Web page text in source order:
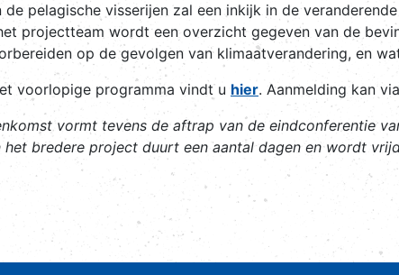
pelagische visserijen zal een inkijk in de
projectteam wordt een overzicht gegeven van de
op de gevolgen van klimaatverandering, en
voorlopige programma vindt u hier. Aanmelding kan
vormt tevens de aftrap van de eindconferentie
bredere project duurt een aantal dagen en wordt